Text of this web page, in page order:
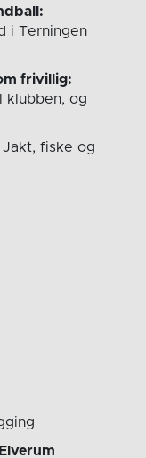
i Terningen
frivillig:
klubben, og
Jakt, fiske og